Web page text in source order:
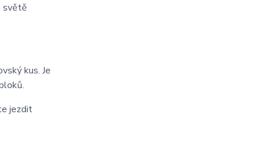
světě
kus. Je
jezdit